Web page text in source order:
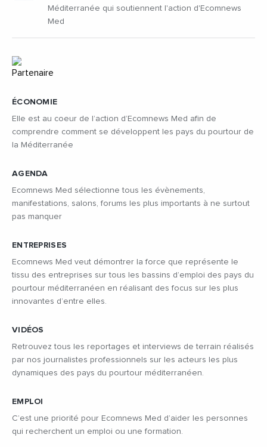
ÉCONOMIE
Elle est au coeur de l’action d’Ecomnews Med afin de
comprendre comment se développent les pays du pourtour de
la Méditerranée
AGENDA
Ecomnews Med sélectionne tous les évènements,
manifestations, salons, forums les plus importants à ne surtout
pas manquer
ENTREPRISES
Ecomnews Med veut démontrer la force que représente le
tissu des entreprises sur tous les bassins d’emploi des pays du
pourtour méditerranéen en réalisant des focus sur les plus
innovantes d’entre elles.
VIDÉOS
Retrouvez tous les reportages et interviews de terrain réalisés
par nos journalistes professionnels sur les acteurs les plus
dynamiques des pays du pourtour méditerranéen.
EMPLOI
C’est une priorité pour Ecomnews Med d’aider les personnes
qui recherchent un emploi ou une formation.
Méditerranée qui soutiennent l'action d'Ecomnews
Med